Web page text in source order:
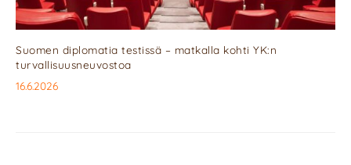
Suomen diplomatia testissä – matkalla kohti YK:n
turvallisuusneuvostoa
16.6.2026